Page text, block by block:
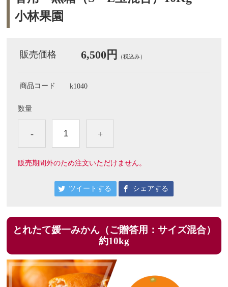
小林果園
販売価格 6,500円 （税込み）
商品コード k1040
数量
- +
販売期間外のため注文いただけません。
ツイートする シェアする
とれたて媛一みかん（ご贈答用：サイズ混合）
約10kg